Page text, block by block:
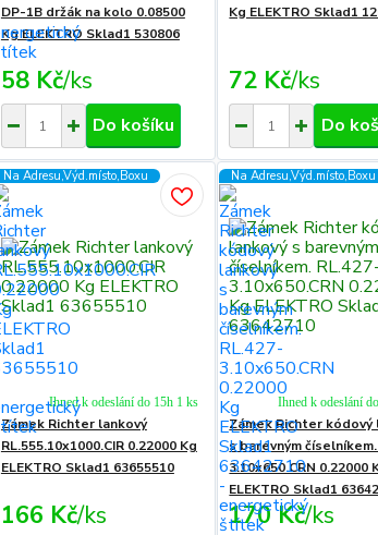
DP-1B držák na kolo 0.08500
Kg ELEKTRO Sklad1 530806
58 Kč/ks
Do košíku
Kg ELEKTRO Sklad1
72 Kč/ks
Do
Na Adresu,Výd.místo,Boxu
Zámek Richter lankový
RL.555.10x1000.CIR 0.22000 Kg
ELEKTRO Sklad1 63655510
166 Kč/ks
Ihned k odeslání do 15h 1 ks
Na Adresu,Výd.místo,Boxu
Zámek Richter kódový
s barevným
3.10x650.CRN 0.22000
ELEKTRO Sklad1
170 Kč/ks
Ihned k odeslání